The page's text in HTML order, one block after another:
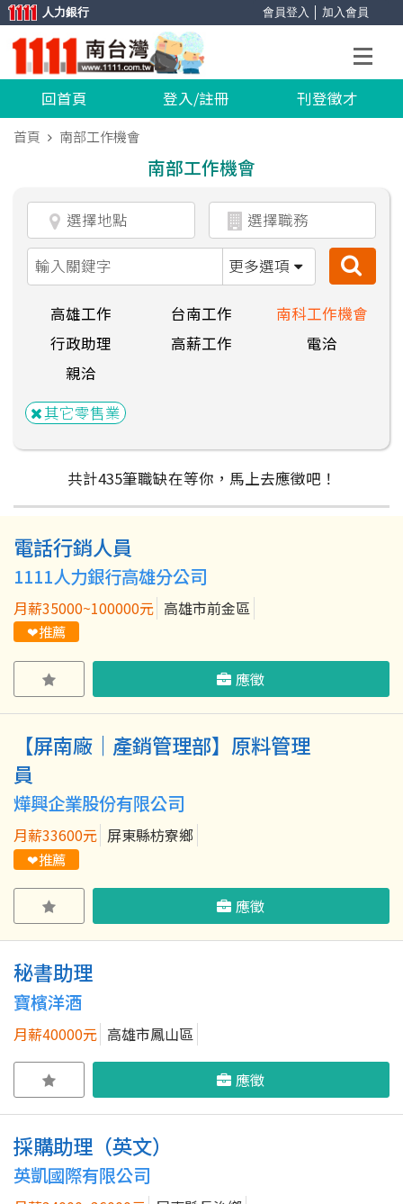
會員登入 加入會員
人力銀行
粉絲團
回首頁 登入/註冊 刊登徵才
首頁 南部工作機會
南部工作機會
更多選項
高雄工作 台南工作
南科工作機會
行政助理
高薪工作
電洽
親洽
其它零售業
共計435筆職缺在等你，馬上去應徵吧！
電話行銷人員
1111人力銀行高雄分公司
月薪35000~100000元 高雄市前金區
❤推薦
應徵
【屏南廠｜產銷管理部】原料管理
員
燁興企業股份有限公司
月薪33600元 屏東縣枋寮鄉
❤推薦
應徵
秘書助理
寶檳洋酒
月薪40000元 高雄市鳳山區
應徵
採購助理（英文）
英凱國際有限公司